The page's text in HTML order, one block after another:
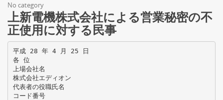
No category
上新電機株式会社による営業秘密の不
正使用に対する民事
平成 28 年 4 月 25 日
各 位
上場会社名
株式会社エディオン
代表者の役職氏名
コード番号